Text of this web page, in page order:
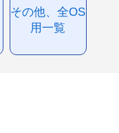
その他、全OS
用一覧